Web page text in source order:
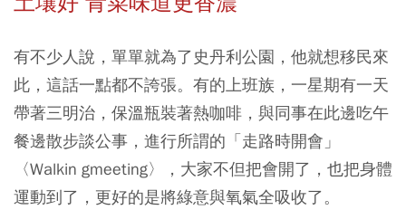
有不少人說，單單就為了史丹利公園，他就想移民來
此，這話一點都不誇張。有的上班族，一星期有一天
帶著三明治，保溫瓶裝著熱咖啡，與同事在此邊吃午
餐邊散步談公事，進行所謂的「走路時開會」
〈Walkin gmeeting〉，大家不但把會開了，也把身體
運動到了，更好的是將綠意與氧氣全吸收了。